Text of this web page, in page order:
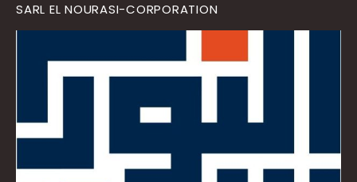
SARL EL NOURASI-CORPORATION